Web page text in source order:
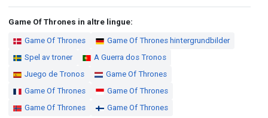
Game Of Thrones in altre lingue:
Game Of Thrones
Game Of Thrones hintergrundbilder
Spel av troner
A Guerra dos Tronos
Juego de Tronos
Game Of Thrones
Game Of Thrones
Game Of Thrones
Game Of Thrones
Game Of Thrones